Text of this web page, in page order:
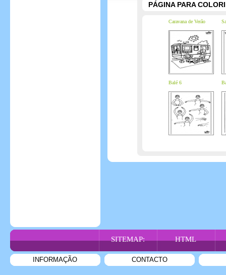
PÁGINA PARA
Caravana de Verão
Balé 6
SITEMAP: HTML
INFORMAÇÃO CONTACTO